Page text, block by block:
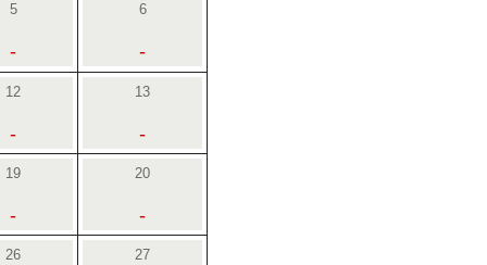
5
-
6
-
12
-
13
-
19
-
20
-
26 27